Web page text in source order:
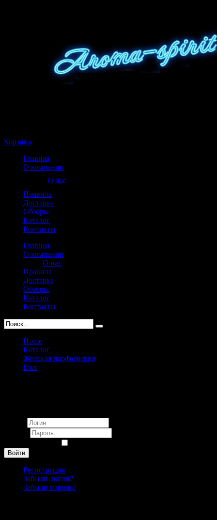
Корзина
Главная
О компании
О нас
Правила
Доставка
Обзоры
Каталог
Контакты
Главная
О компании
О нас
Правила
Доставка
Обзоры
Каталог
Контакты
Home
Каталог
Женская парфюмерия
Dior
Войти
Регистрация
Забыли логин?
Забыли пароль?